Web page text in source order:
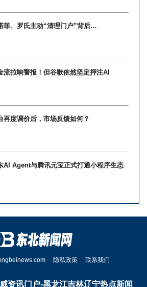
菲、罗氏主动“清理门户”背后…
流拉响警报！但谷歌依然坚定押注AI
再度调价后，市场反馈如何？
AI Agent与腾讯元宝正式打通小程序生态
隐私政策 联系我们
资讯门户-黑龙江吉林辽宁热点新闻_